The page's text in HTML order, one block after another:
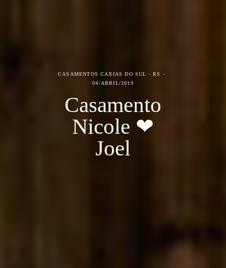
CASAMENTOS CAXIAS DO SUL - RS
04/ABRIL/2019
Casamento
Nicole ❤
Joel